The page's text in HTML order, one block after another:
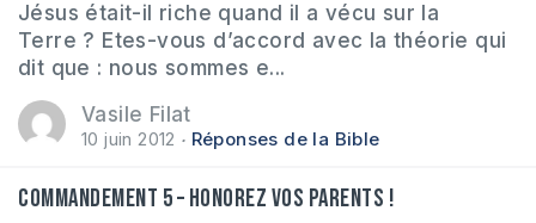
Jésus était-il riche quand il a vécu sur la
Terre ? Etes-vous d’accord avec la théorie qui
dit que : nous sommes e...
Vasile Filat
10 juin 2012 Réponses de la Bible
Commandement 5 – honorez vos parents !